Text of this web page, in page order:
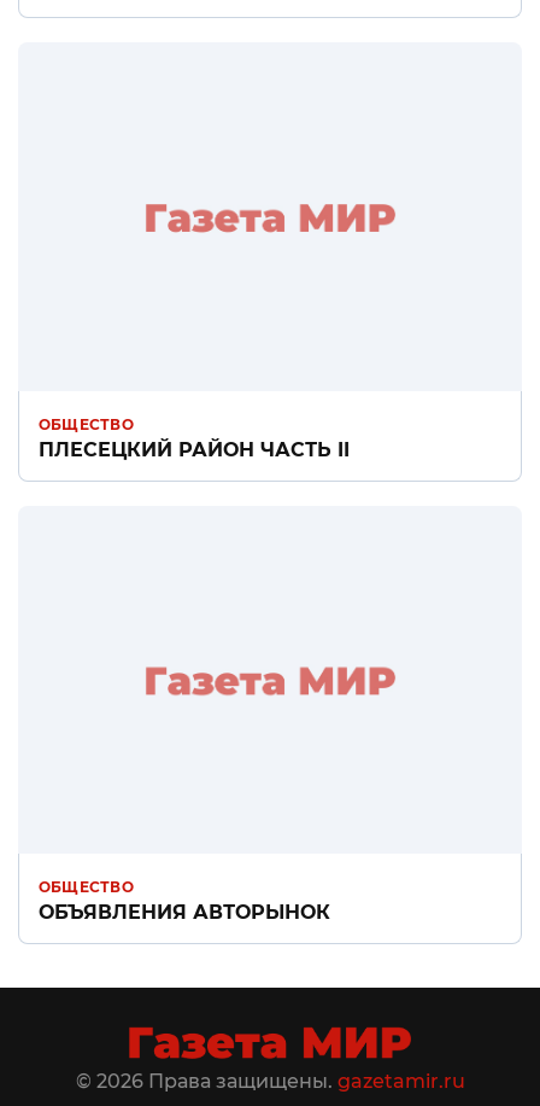
ОБЩЕСТВО
ПЛЕСЕЦКИЙ РАЙОН ЧАСТЬ II
ОБЩЕСТВО
ОБЪЯВЛЕНИЯ АВТОРЫНОК
© 2026 Права защищены. gazetamir.ru